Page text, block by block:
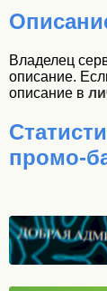
Владелец
описание.
описание в
промо-